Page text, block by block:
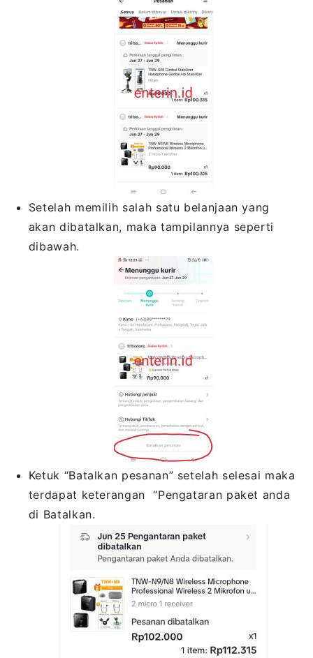
Setelah memilih salah satu belanjaan yang
akan dibatalkan, maka tampilannya seperti
dibawah.
Ketuk “Batalkan pesanan” setelah selesai maka
terdapat keterangan “Pengataran paket anda
di Batalkan.